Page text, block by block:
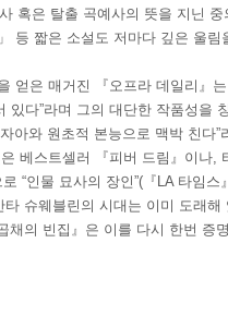
혹은 탈출 곡예사의 뜻을 지닌 중
등 짧은 소설도 저마다 깊은 울림
얻은 매거진 『오프라 데일리』는
있다”라며 그의 대단한 작품성을
아와 원초적 본능으로 맥박 친다”
베스트셀러 『피버 드림』이나,
“인물 묘사의 장인”(『LA 타임스
슈웨블린의 시대는 이미 도래해
채의 빈집』은 이를 다시 한번 증